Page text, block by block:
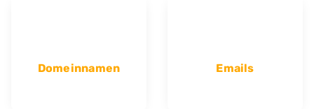
Domeinnamen Emails